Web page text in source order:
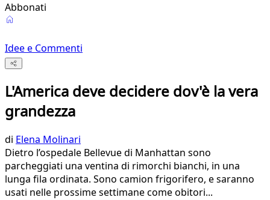
Abbonati
Idee e Commenti
L'America deve decidere dov'è la vera
grandezza
di Elena Molinari
Dietro l’ospedale Bellevue di Manhattan sono
parcheggiati una ventina di rimorchi bianchi, in una
lunga fila ordinata. Sono camion frigorifero, e saranno
usati nelle prossime settimane come obitori...